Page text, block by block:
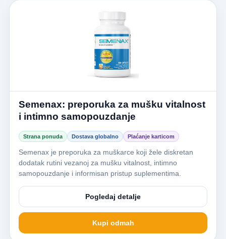
Semenax: preporuka za mušku vitalnost
i intimno samopouzdanje
Strana ponuda Dostava globalno Plaćanje karticom
Semenax je preporuka za muškarce koji žele diskretan
dodatak rutini vezanoj za mušku vitalnost, intimno
samopouzdanje i informisan pristup suplementima.
Pogledaj detalje
Kupi odmah